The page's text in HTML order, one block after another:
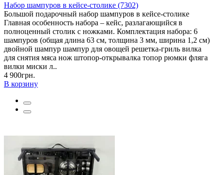
Набор шампуров в кейсе-столике (7302)
Большой подарочный набор шампуров в кейсе-столике
Главная особенность набора – кейс, разлагающийся в
полноценный столик с ножками. Комплектация набора: 6
шампуров (общая длина 63 см, толщина 3 мм, ширина 1,2 см)
двойной шампур шампур для овощей решетка-гриль вилка
для снятия мяса нож штопор-открывалка топор рюмки фляга
вилки миски л..
4 900грн.
В корзину